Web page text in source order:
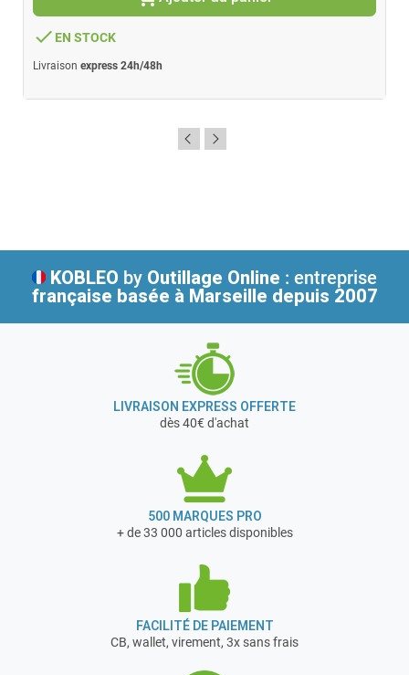
done EN STOCK
Livraison express 24h/48h
KOBLEO by Outillage Online : entreprise
française basée à Marseille depuis 2007
LIVRAISON EXPRESS OFFERTE
dès 40€ d'achat
500 MARQUES PRO
+ de 33 000 articles disponibles
FACILITÉ DE PAIEMENT
CB, wallet, virement, 3x sans frais